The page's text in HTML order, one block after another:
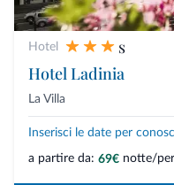
Hotel
s
Hotel Ladinia
La Villa
Inserisci le date per
a partire da: 69€ notte/